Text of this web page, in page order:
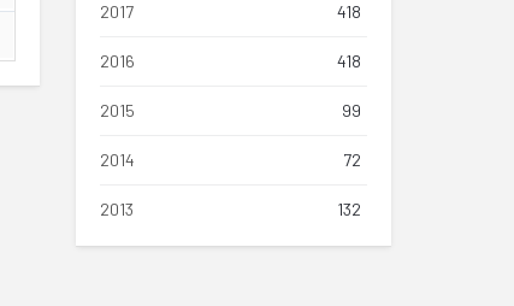
2017 418
2016 418
2015 99
2014 72
2013 132